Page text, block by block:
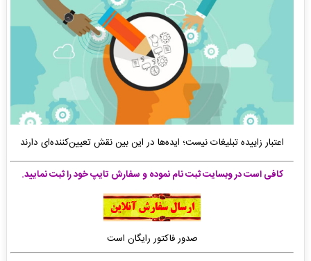
اعتبار زاییده تبلیغات نیست؛ ایده‌ها در این بین نقش تعیین‌کننده‌ای دارند
کافی است در وبسایت ثبت نام نموده و سفارش تایپ خود را ثبت نمایید.
صدور فاکتور رایگان است